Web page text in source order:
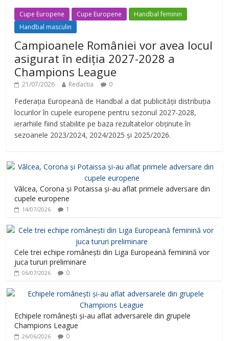
Cupe Europene Cupe Europene
Handbal feminin
Handbal masculin
Campioanele României vor avea locul
asigurat în ediția 2027-2028 a
Champions League
21/07/2026 Redactia 0
Federația Europeană de Handbal a dat publicității distribuția
locurilor în cupele europene pentru sezonul 2027-2028,
ierarhiile fiind stabilite pe baza rezultatelor obținute în
sezoanele 2023/2024, 2024/2025 și 2025/2026.
Vâlcea, Corona și Potaissa și-au aflat primele adversare din
cupele europene
14/07/2026 1
Cele trei echipe românești din Liga Europeană feminină vor
juca tururi preliminare
06/07/2026 0
Echipele românești și-au aflat adversarele din grupele
Champions League
26/06/2026 0